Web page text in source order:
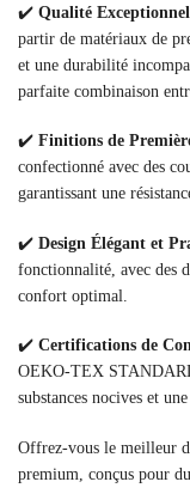
✔️ Qualité
partir de matériaux de
et une durabilité
parfaite combinaison
✔️ Finitions de
confectionné avec des
garantissant une
✔️ Design Élégant et
fonctionnalité, avec des
confort optimal.
✔️ Certifications de
OEKO-TEX
substances nocives et
Offrez-vous le meilleur
premium, conçus pour